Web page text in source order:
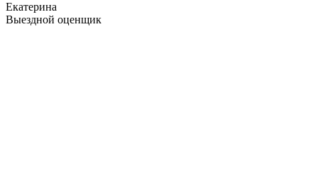
Екатерина
Выездной оценщик